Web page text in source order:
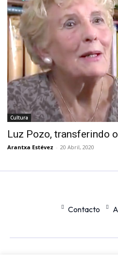
Cultura
Luz Pozo, transferindo
Arantxa Estévez - 20 Abril, 2020
Contacto